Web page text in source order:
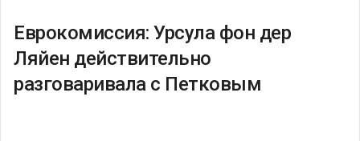
Еврокомиссия: Урсула фон дер
Ляйен действительно
разговаривала с Петковым